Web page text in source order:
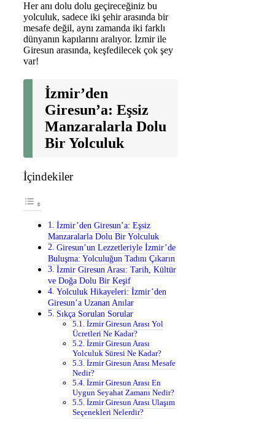
Her anı dolu dolu geçireceğiniz bu
yolculuk, sadece iki şehir arasında bir
mesafe değil, aynı zamanda iki farklı
dünyanın kapılarını aralıyor. İzmir ile
Giresun arasında, keşfedilecek çok şey
var!
İzmir’den
Giresun’a: Eşsiz
Manzaralarla Dolu
Bir Yolculuk
İçindekiler
İzmir’den Giresun’a: Eşsiz
Manzaralarla Dolu Bir Yolculuk
Giresun’un Lezzetleriyle İzmir’de
Buluşma: Yolculuğun Tadını Çıkarın
İzmir Giresun Arası: Tarih, Kültür
ve Doğa Dolu Bir Keşif
Yolculuk Hikayeleri: İzmir’den
Giresun’a Uzanan Anılar
Sıkça Sorulan Sorular
İzmir Giresun Arası Yol
Ücretleri Ne Kadar?
İzmir Giresun Arası
Yolculuk Süresi Ne Kadar?
İzmir Giresun Arası Mesafe
Nedir?
İzmir Giresun Arası En
Uygun Seyahat Zamanı Nedir?
İzmir Giresun Arası Ulaşım
Seçenekleri Nelerdir?